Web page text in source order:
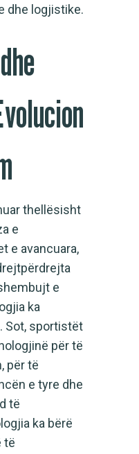
dhe logjistike.
thellësisht
e
e avancuara,
e
ka
Sot, sportistët
për të
për të
e tyre dhe
të
ka bërë
të